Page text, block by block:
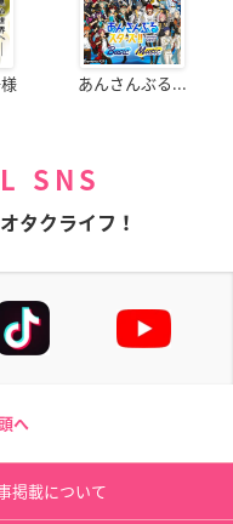
あんさんぶる...
SNS
タクライフ！
へ
掲載について